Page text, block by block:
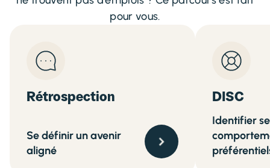
pour vous.
Rétrospection
Se définir un avenir
aligné
DISC
Identifier